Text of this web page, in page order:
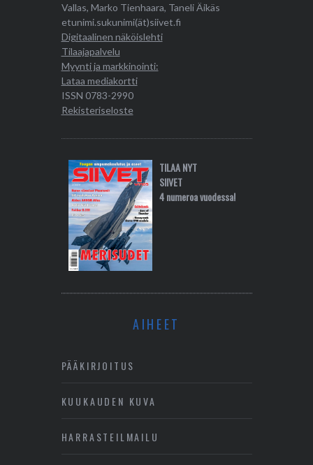
Vallas, Marko Tienhaara, Taneli Äikäs
etunimi.sukunimi(ät)siivet.fi
Digitaalinen näköislehti
Tilaajapalvelu
Myynti ja markkinointi:
Lataa mediakortti
ISSN 0783-2990
Rekisteriseloste
TILAA NYT
SIIVET
4 numeroa vuodessa!
AIHEET
PÄÄKIRJOITUS
KUUKAUDEN KUVA
HARRASTEILMAILU